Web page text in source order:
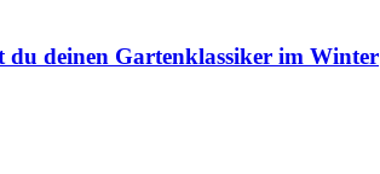
du deinen Gartenklassiker im Winter